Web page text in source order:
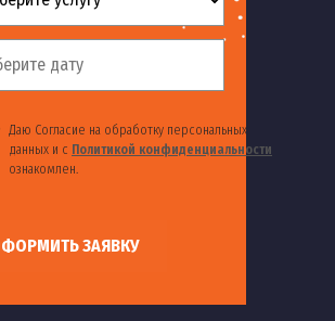
Даю Согласие на обработку персональных
данных и с Политикой конфиденциальности
ознакомлен.
ЗАЯВКУ